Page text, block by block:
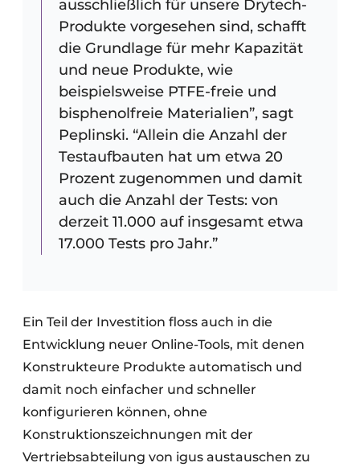
ausschließlich für unsere Drytech-
Produkte vorgesehen sind, schafft
die Grundlage für mehr Kapazität
und neue Produkte, wie
beispielsweise PTFE-freie und
bisphenolfreie Materialien”, sagt
Peplinski. “Allein die Anzahl der
Testaufbauten hat um etwa 20
Prozent zugenommen und damit
auch die Anzahl der Tests: von
derzeit 11.000 auf insgesamt etwa
17.000 Tests pro Jahr.”
Ein Teil der Investition floss auch in die
Entwicklung neuer Online-Tools, mit denen
Konstrukteure Produkte automatisch und
damit noch einfacher und schneller
konfigurieren können, ohne
Konstruktionszeichnungen mit der
Vertriebsabteilung von igus austauschen zu